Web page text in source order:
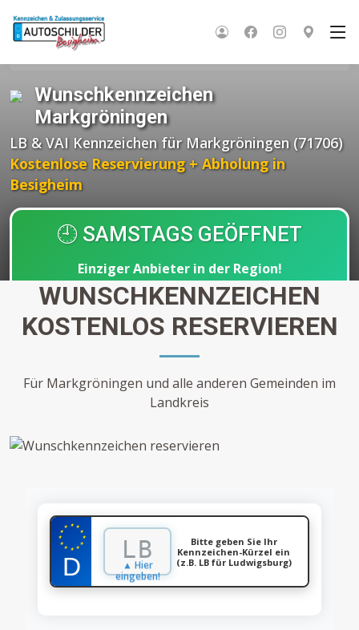
Startseite
Wunschkennzeichen BW
Landkreis Ludwigsburg
Wunschkennzeichen
Markgröningen
LB & VAI Kennzeichen für Markgröningen (71706)
Kostenlose Reservierung + Abholung in
Besigheim
🕘 SAMSTAGS GEÖFFNET
Einziger Anbieter in der Region!
Abholung nach 30 Minuten
WUNSCHKENNZEICHEN
KOSTENLOS RESERVIEREN
Für Markgröningen und alle anderen Gemeinden im
Landkreis
★ ★
★
★
★
★
★
★
★
★
★
★
▲ Hier
eingeben!
Bitte geben Sie Ihr
Kennzeichen-Kürzel ein
(z.B. LB für Ludwigsburg)